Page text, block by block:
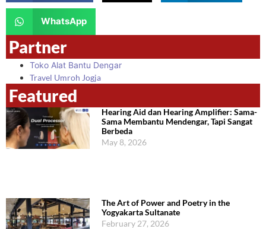
WhatsApp
Partner
Toko Alat Bantu Dengar
Travel Umroh Jogja
Featured
Hearing Aid dan Hearing Amplifier: Sama-
Sama Membantu Mendengar, Tapi Sangat
Berbeda
May 8, 2026
The Art of Power and Poetry in the
Yogyakarta Sultanate
February 27, 2026